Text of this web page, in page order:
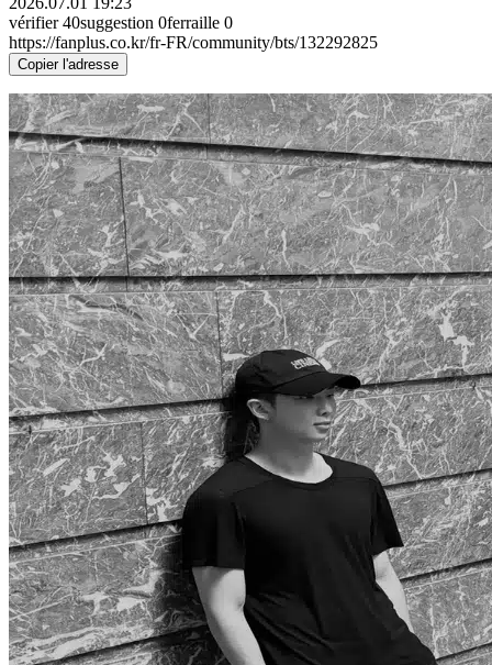
vérifier 40suggestion 0ferraille 0
https://fanplus.co.kr/fr-FR/community/bts/132292825
Copier l'adresse